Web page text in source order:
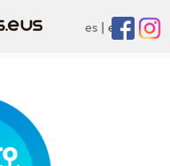
es eu